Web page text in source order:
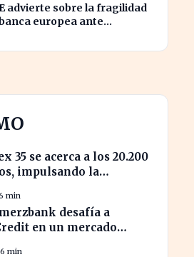
advierte sobre la fragilidad
europea ante
35 se acerca a los 20.200
impulsando la
min
desafía a
en un mercado
min